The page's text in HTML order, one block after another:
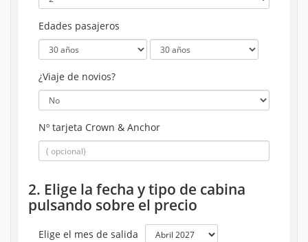
Edades pasajeros
¿Viaje de novios?
Nº tarjeta Crown & Anchor
2. Elige la fecha y tipo de cabina
pulsando sobre el precio
Elige el mes de salida